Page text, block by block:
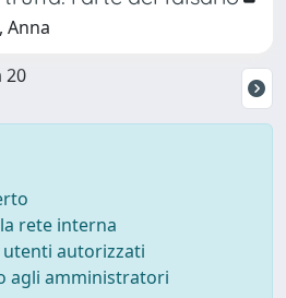
Anna
20
rete interna
autorizzati
agli amministratori